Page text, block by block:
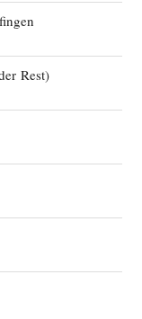
Rest)